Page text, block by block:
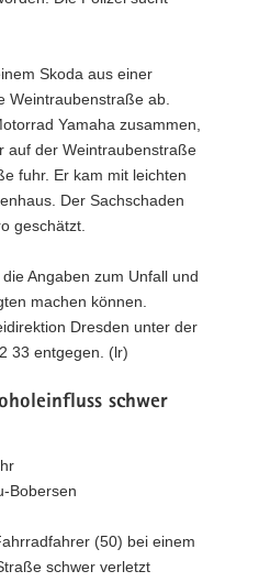
Skoda aus einer
Weintraubenstraße ab.
Yamaha zusammen,
auf der Weintraubenstraße
fuhr. Er kam mit leichten
Der Sachschaden
geschätzt.
Angaben zum Unfall und
machen können.
Dresden unter der
33 entgegen. (lr)
schwer
Bobersen
(50) bei einem
schwer verletzt